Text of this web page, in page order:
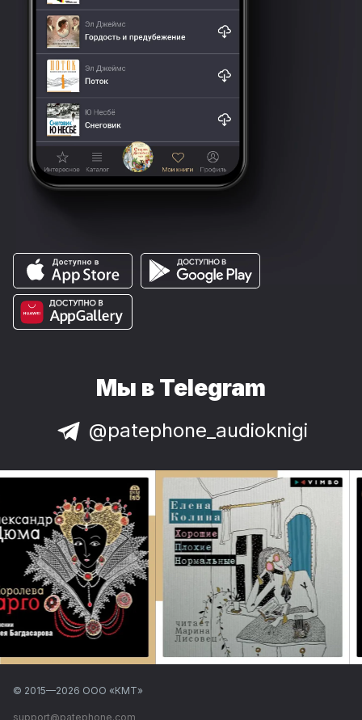
Мы в Telegram
@patephone_audioknigi
© 2015—2026 ООО «КМТ»
support@patephone.com